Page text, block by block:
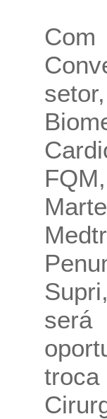
será
troca